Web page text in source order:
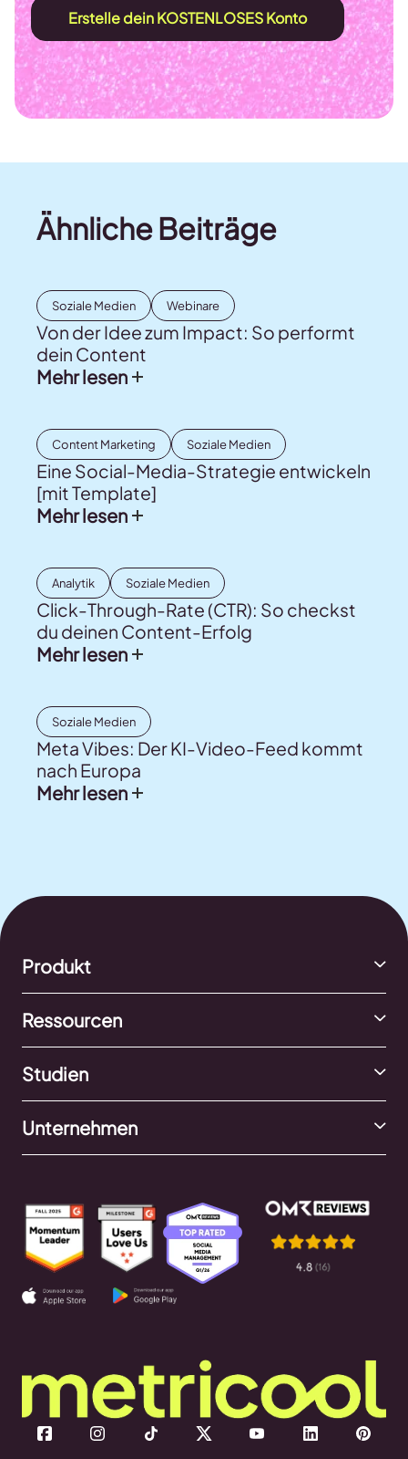
Erstelle dein KOSTENLOSES Konto
Ähnliche Beiträge
Soziale Medien Webinare
Von der Idee zum Impact: So performt
dein Content
Mehr lesen
Content Marketing Soziale Medien
Eine Social-Media-Strategie entwickeln
[mit Template]
Mehr lesen
Analytik Soziale Medien
Click-Through-Rate (CTR): So checkst
du deinen Content-Erfolg
Mehr lesen
Soziale Medien
Meta Vibes: Der KI-Video-Feed kommt
nach Europa
Mehr lesen
Produkt
Ressourcen
Studien
Unternehmen